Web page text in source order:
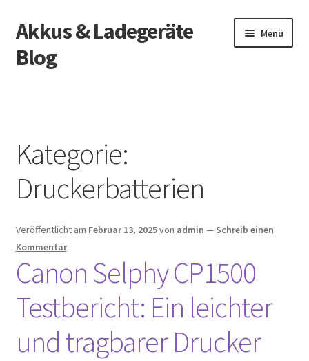
Zur
Navigation
springen
Zum
Inhalt
springen
Akkus & Ladegeräte
Blog
Menü
Kategorie:
Druckerbatterien
Veröffentlicht am Februar 13, 2025von admin — Schreib einen
Kommentar
Canon Selphy CP1500
Testbericht: Ein leichter
und tragbarer Drucker